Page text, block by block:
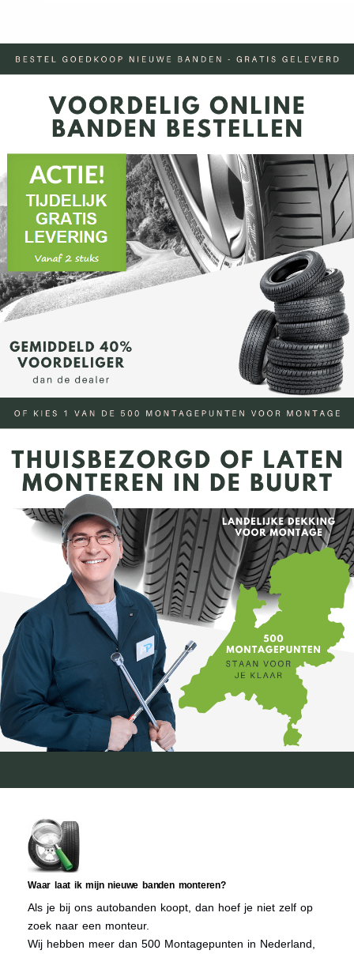
Waar laat ik mijn nieuwe banden monteren?
Als je bij ons autobanden koopt, dan hoef je niet zelf op
zoek naar een monteur.
Wij hebben meer dan 500 Montagepunten in Nederland,